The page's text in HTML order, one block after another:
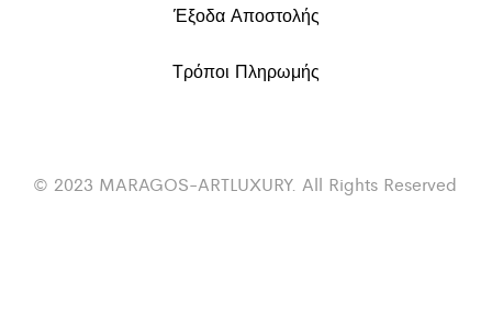
Έξοδα Αποστολής
Τρόποι Πληρωμής
© 2023 MARAGOS-ARTLUXURY. All Rights Reserved